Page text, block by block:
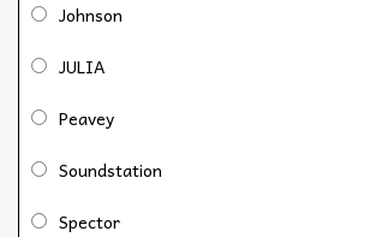
Johnson
JULIA
Peavey
Soundstation
Spector